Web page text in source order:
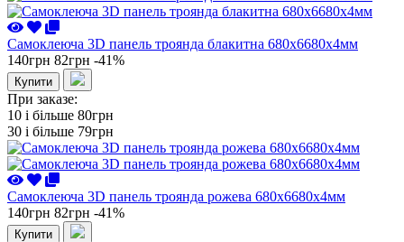
Самоклеюча 3D панель троянда блакитна 680x6680x4мм
140грн 82грн -41%
Купити
При заказе:
10 i більше 80грн
30 i більше 79грн
Самоклеюча 3D панель троянда рожева 680x6680x4мм
140грн 82грн -41%
Купити